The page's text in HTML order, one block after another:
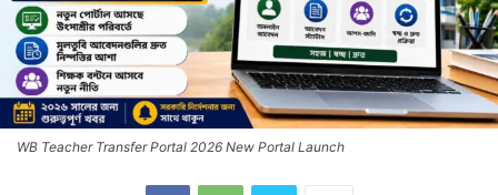
WB Teacher Transfer Portal 2026 New Portal Launch